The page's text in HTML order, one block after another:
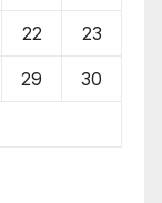
22 23
29 30